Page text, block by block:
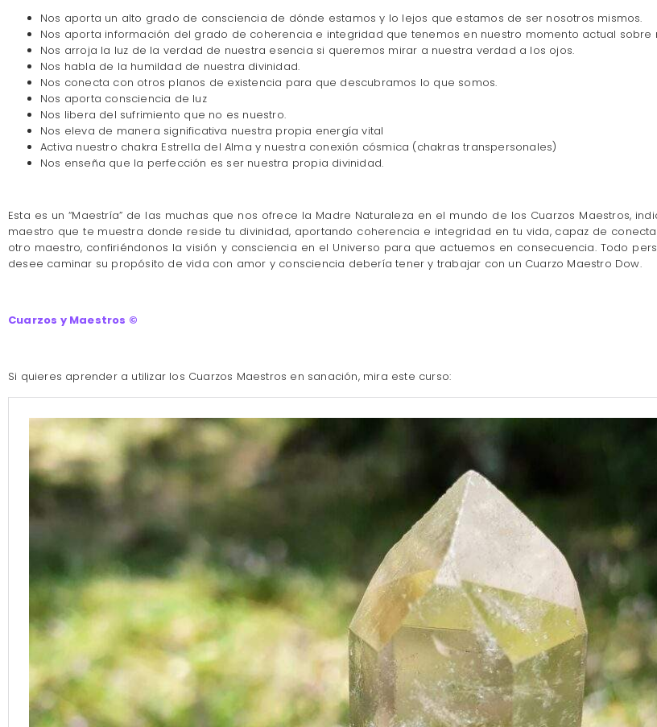
Nos aporta un alto grado de consciencia de dónde estamos y lo lejos que estamos de ser nosotros mismos.
Nos aporta información del grado de coherencia e integridad que tenemos en nuestro momento actual sobre
Nos arroja la luz de la verdad de nuestra esencia si queremos mirar a nuestra verdad a los ojos.
Nos habla de la humildad de nuestra divinidad.
Nos conecta con otros planos de existencia para que descubramos lo que somos.
Nos aporta consciencia de luz
Nos libera del sufrimiento que no es nuestro.
Nos eleva de manera significativa nuestra propia energía vital
Activa nuestro chakra Estrella del Alma y nuestra conexión cósmica (chakras transpersonales)
Nos enseña que la perfección es ser nuestra propia divinidad.
Esta es un “Maestría” de las muchas que nos ofrece la Madre Naturaleza en el mundo de los Cuarzos Maestros,
maestro que te muestra donde reside tu divinidad, aportando coherencia e integridad en tu vida, capaz de
otro maestro, confiriéndonos la visión y consciencia en el Universo para que actuemos en consecuencia. Todo
desee caminar su propósito de vida con amor y consciencia debería tener y trabajar con un Cuarzo Maestro Dow.
Cuarzos y Maestros ©
Si quieres aprender a utilizar los Cuarzos Maestros en sanación, mira este curso: